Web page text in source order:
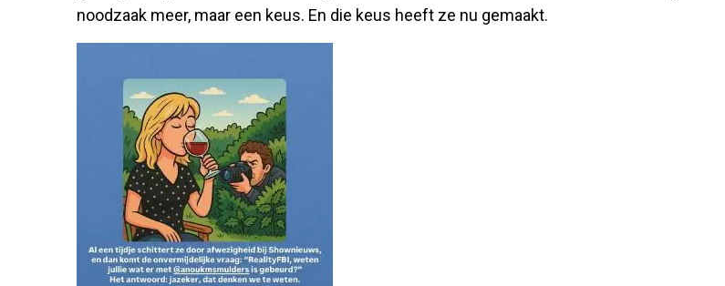
noodzaak meer, maar een keus. En die keus heeft ze nu gemaakt.